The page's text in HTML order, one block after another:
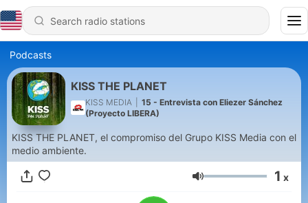
Podcasts
KISS THE PLANET
KISS MEDIA
15 - Entrevista con Eliezer Sánchez
(Proyecto LIBERA)
KISS THE PLANET, el compromiso del Grupo KISS Media con el
medio ambiente.
Volume 1 x